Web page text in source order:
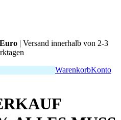
| Versand innerhalb von 2-3
WarenkorbKonto